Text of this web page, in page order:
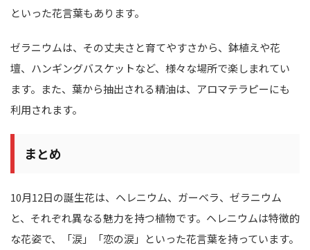
といった花言葉もあります。
ゼラニウムは、その丈夫さと育てやすさから、鉢植えや花
壇、ハンギングバスケットなど、様々な場所で楽しまれてい
ます。また、葉から抽出される精油は、アロマテラピーにも
利用されます。
まとめ
10月12日の誕生花は、ヘレニウム、ガーベラ、ゼラニウム
と、それぞれ異なる魅力を持つ植物です。ヘレニウムは特徴的
な花姿で、「涙」「恋の涙」といった花言葉を持っています。